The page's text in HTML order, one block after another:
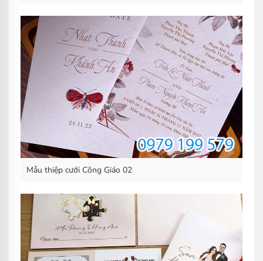
Mẫu thiệp cưới Công Giáo 02